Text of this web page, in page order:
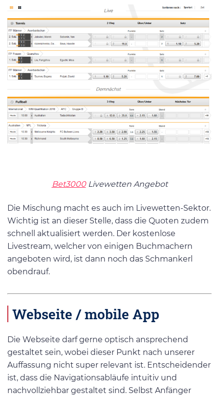
Bet3000Livewetten Angebot
Die Mischung macht es auch im Livewetten-Sektor.
Wichtig ist an dieser Stelle, dass die Quoten zudem
schnell aktualisiert werden. Der kostenlose
Livestream, welcher von einigen Buchmachern
angeboten wird, ist dann noch das Schmankerl
obendrauf.
Webseite / mobile App
Die Webseite darf gerne optisch ansprechend
gestaltet sein, wobei dieser Punkt nach unserer
Auffassung nicht super relevant ist. Entscheidender
ist, dass die Navigationsabläufe intuitiv und
nachvollziehbar gestaltet sind. Selbst Anfänger